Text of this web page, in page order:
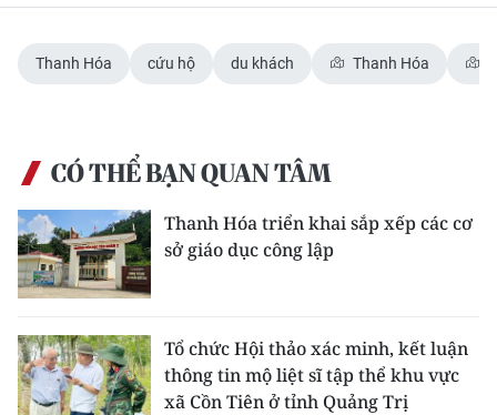
NHÂN DÂN HẰNG THÁNG
MUA BÁO
ĐỌC BÁO IN
Thanh Hóa cứu hộ du khách Thanh Hóa
CÓ THỂ BẠN QUAN TÂM
Thanh Hóa triển khai sắp xếp các cơ
sở giáo dục công lập
Tổ chức Hội thảo xác minh, kết luận
thông tin mộ liệt sĩ tập thể khu vực
xã Cồn Tiên ở tỉnh Quảng Trị